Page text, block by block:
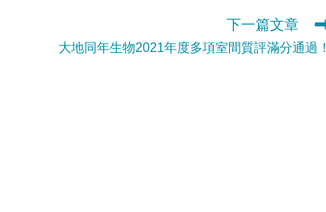
下一篇文章
大地同年生物2021年度多項室間質評滿分通過！